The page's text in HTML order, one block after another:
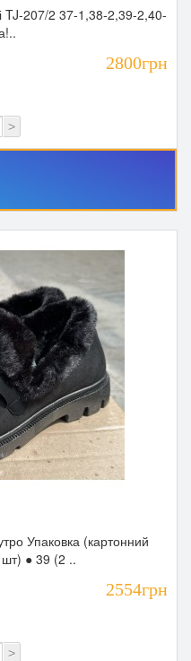
TJ-207/2 37-1,38-2,39-2,40-
2800грн
>
Упаковка (картонний
● 39 (2 ..
2554грн
>